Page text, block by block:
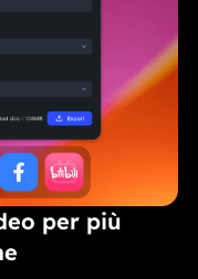
per più